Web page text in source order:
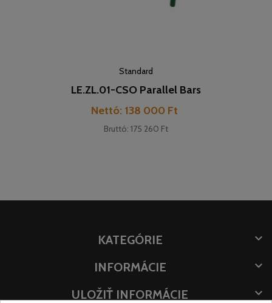
Standard
LE.ZL.01-CSO Parallel Bars
Cena
Nettó: 138 000 Ft
Bruttó: 175 260 Ft
KATEGÓRIE

INFORMÁCIE

ULOŽIŤ INFORMÁCIE
